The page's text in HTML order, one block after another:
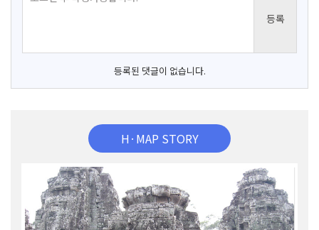
등록된 댓글이 없습니다.
H·MAP STORY